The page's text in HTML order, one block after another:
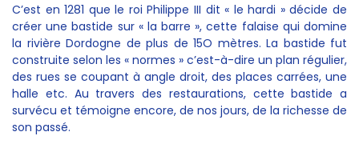
C’est en 1281 que le roi Philippe III dit « le hardi » décide de
créer une bastide sur « la barre », cette falaise qui domine
la rivière Dordogne de plus de 15O mètres. La bastide fut
construite selon les « normes » c’est-à-dire un plan régulier,
des rues se coupant à angle droit, des places carrées, une
halle etc. Au travers des restaurations, cette bastide a
survécu et témoigne encore, de nos jours, de la richesse de
son passé.